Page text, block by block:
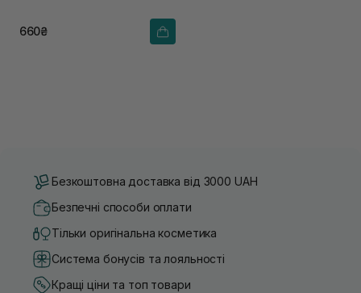
660₴
Безкоштовна доставка від 3000 UAH
Безпечні способи оплати
Тільки оригінальна косметика
Система бонусів та лояльності
Кращі ціни та топ товари